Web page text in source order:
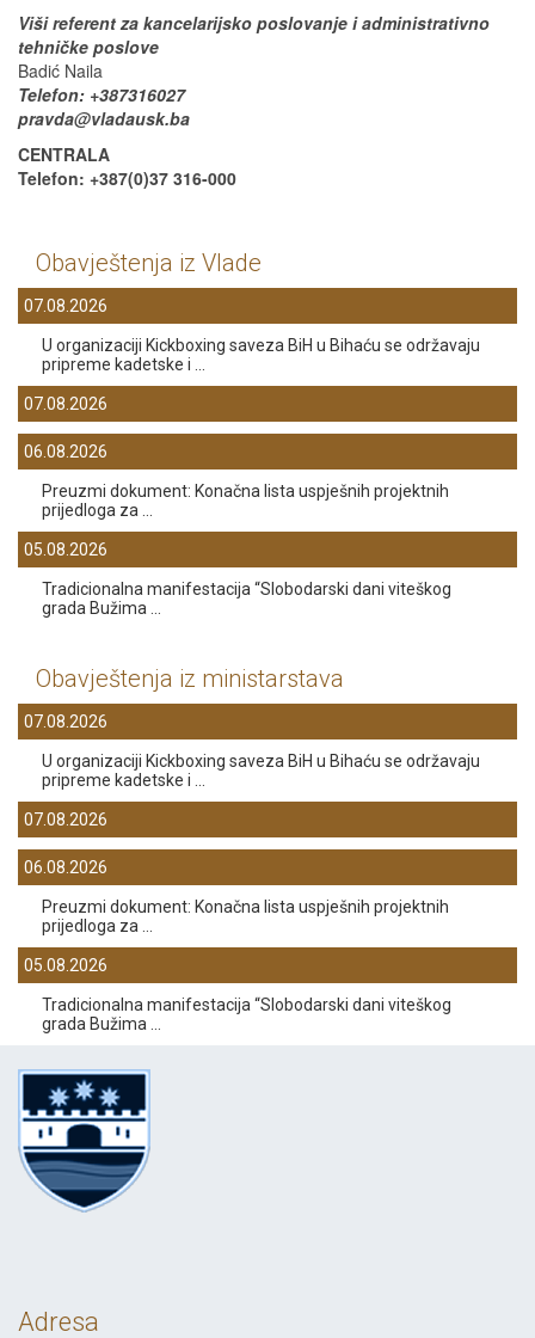
Viši referent za kancelarijsko poslovanje i administrativno
tehničke poslove
Badić Naila
Telefon: +387316027
pravda@vladausk.ba
CENTRALA
Telefon: +387(0)37 316-000
Obavještenja iz Vlade
07.08.2026
U organizaciji Kickboxing saveza BiH u Bihaću se održavaju
pripreme kadetske i ...
07.08.2026
06.08.2026
Preuzmi dokument: Konačna lista uspješnih projektnih
prijedloga za ...
05.08.2026
Tradicionalna manifestacija “Slobodarski dani viteškog
grada Bužima ...
Obavještenja iz ministarstava
07.08.2026
U organizaciji Kickboxing saveza BiH u Bihaću se održavaju
pripreme kadetske i ...
07.08.2026
06.08.2026
Preuzmi dokument: Konačna lista uspješnih projektnih
prijedloga za ...
05.08.2026
Tradicionalna manifestacija “Slobodarski dani viteškog
grada Bužima ...
Adresa